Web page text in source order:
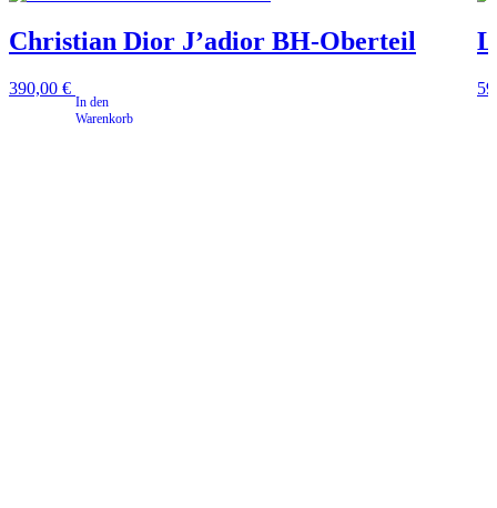
Christian Dior J’adior BH-Oberteil
390,00 €